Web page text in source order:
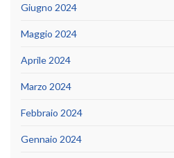
Giugno 2024
Maggio 2024
Aprile 2024
Marzo 2024
Febbraio 2024
Gennaio 2024